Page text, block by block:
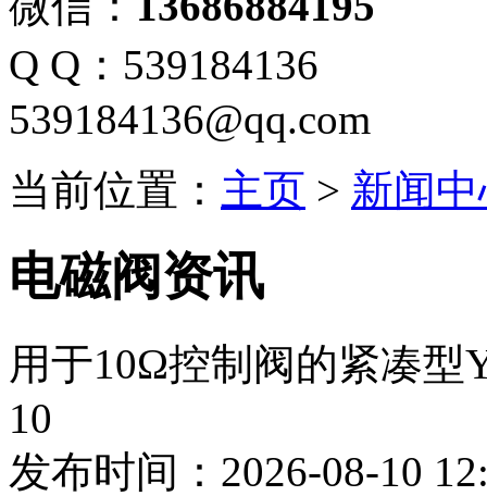
Q Q：539184136
539184136@qq.com
当前位置： 主页 > 新闻
电磁阀资讯
用于10Ω控制阀的紧凑型
10
发布时间：2026-08-10